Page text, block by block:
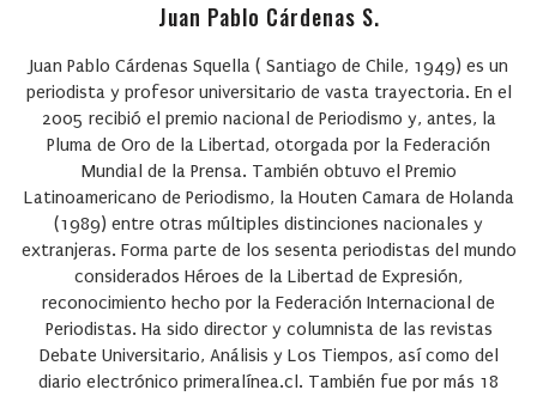
Juan Pablo Cárdenas S.
Juan Pablo Cárdenas Squella( Santiago de Chile, 1949) es un
periodista y profesor universitario de vasta trayectoria. En el
2005 recibió el premio nacional de Periodismo y, antes, la
Pluma de Oro de la Libertad, otorgada por la Federación
Mundial de la Prensa. También obtuvo el Premio
Latinoamericano de Periodismo, la Houten Camara de Holanda
(1989) entre otras múltiples distinciones nacionales y
extranjeras. Forma parte de los sesenta periodistas del mundo
considerados Héroes de la Libertad de Expresión,
reconocimiento hecho por la Federación Internacional de
Periodistas. Ha sido director y columnista de las revistas
Debate Universitario, Análisis y Los Tiempos, así como del
diario electrónico primeralínea.cl. También fue por más 18